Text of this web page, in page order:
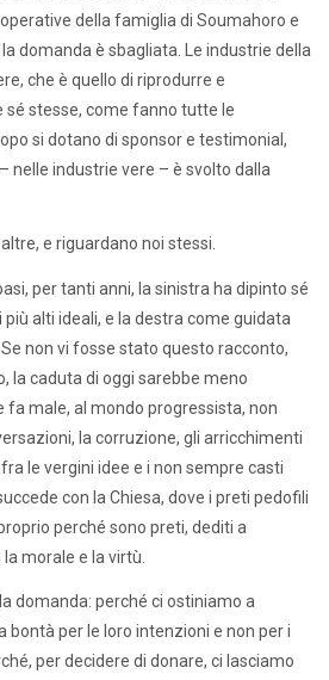
della famiglia di Soumahoro e
domanda è sbagliata. Le industrie della
che è quello di riprodurre e
stesse, come fanno tutte le
si dotano di sponsor e testimonial,
nelle industrie vere – è svolto dalla
e riguardano noi stessi.
per tanti anni, la sinistra ha dipinto sé
alti ideali, e la destra come guidata
non vi fosse stato questo racconto,
la caduta di oggi sarebbe meno
fa male, al mondo progressista, non
la corruzione, gli arricchimenti
le vergini idee e i non sempre casti
con la Chiesa, dove i preti pedofili
perché sono preti, dediti a
morale e la virtù.
domanda: perché ci ostiniamo a
bontà per le loro intenzioni e non per i
per decidere di donare, ci lasciamo